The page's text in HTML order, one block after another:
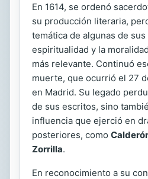
En 1614, se ordenó
su producción literaria,
temática de algunas de
espiritualidad y la
más relevante. Continuó
muerte, que ocurrió el 27
en Madrid. Su legado
de sus escritos, sino
influencia que ejerció en
posteriores, como
Zorrilla.
En reconocimiento a su